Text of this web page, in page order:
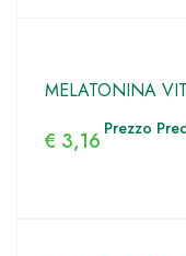
MELATONINA
€ 3,16 Prezzo